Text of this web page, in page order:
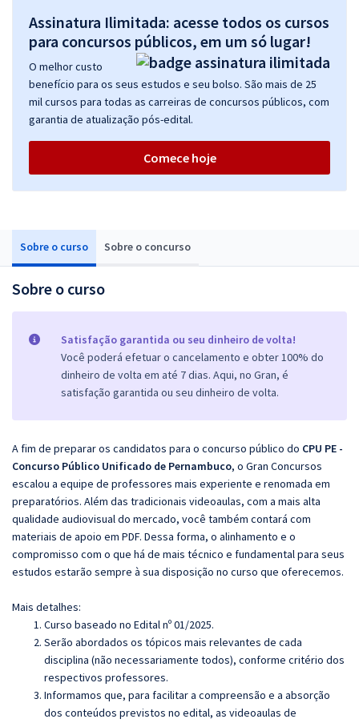
Sobre o curso Sobre o concurso
Sobre o curso
Satisfação garantida ou seu dinheiro de volta!
Você poderá efetuar o cancelamento e obter 100% do
dinheiro de volta em até 7 dias. Aqui, no Gran, é
satisfação garantida ou seu dinheiro de volta.
A fim de preparar os candidatos para o concurso público do CPU PE -
Concurso Público Unificado de Pernambuco, o Gran Concursos
escalou a equipe de professores mais experiente e renomada em
preparatórios. Além das tradicionais videoaulas, com a mais alta
qualidade audiovisual do mercado, você também contará com
materiais de apoio em PDF. Dessa forma, o alinhamento e o
compromisso com o que há de mais técnico e fundamental para seus
estudos estarão sempre à sua disposição no curso que oferecemos.
Mais detalhes:
Curso baseado no Edital nº 01/2025.
Serão abordados os tópicos mais relevantes de cada
disciplina (não necessariamente todos), conforme critério dos
respectivos professores.
Informamos que, para facilitar a compreensão e a absorção
dos conteúdos previstos no edital, as videoaulas de
Assinatura Ilimitada: acesse todos os cursos
para concursos públicos, em um só lugar!
O melhor custo
benefício para os seus estudos e seu bolso. São mais de 25
mil cursos para todas as carreiras de concursos públicos, com
garantia de atualização pós-edital.
Comece hoje